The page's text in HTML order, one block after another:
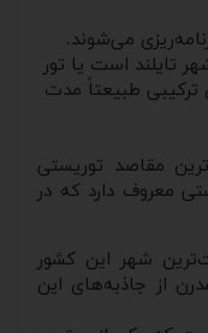
معمولاً بین ۷ روز تا ۱۴ روز برنامه‌ریزی می‌شوند.
تایلند است یا تور
ترکیبی طبیعتاً مدت
مقاصد توریستی
معروف دارد که در
شهر این کشور
از جاذبه‌های این